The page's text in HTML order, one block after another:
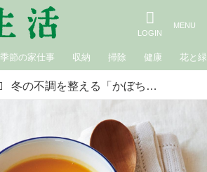
季節の家仕事 収納 掃除 健康 花と緑
冬の不調を整える「かぼちゃとにんじんのポタージュスープ」のつくり方。体を温め、めぐりをよくする‟季節の養生スープ”／穂高養生園・鈴木愛さん